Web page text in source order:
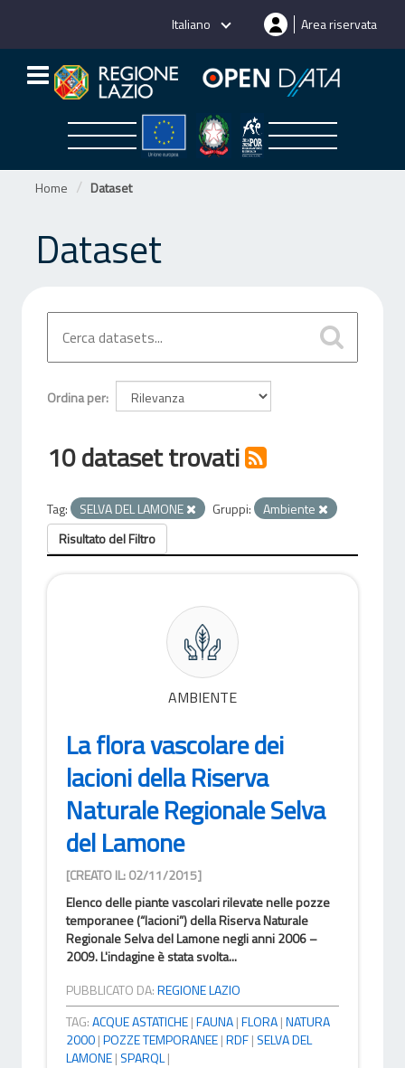
Italiano Area riservata
Home Dataset
Dataset
Ordina per
10 dataset trovati
Tag: SELVA DEL LAMONE Gruppi:
Ambiente
Risultato del Filtro
AMBIENTE
La flora vascolare dei
lacioni della Riserva
Naturale Regionale Selva
del Lamone
[CREATO IL: 02/11/2015]
Elenco delle piante vascolari rilevate nelle pozze
temporanee (“lacioni”) della Riserva Naturale
Regionale Selva del Lamone negli anni 2006 –
2009. L'indagine è stata svolta...
PUBBLICATO DA:REGIONE LAZIO
TAG:ACQUE ASTATICHE|FAUNA|FLORA|NATURA
2000|POZZE TEMPORANEE|RDF| SELVA DEL
LAMONE| SPARQL|